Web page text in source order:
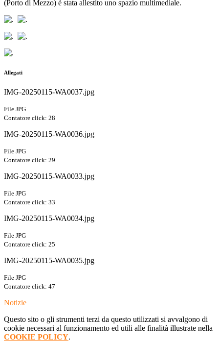
(Porto di Mezzo) è stata allestito uno spazio multimediale.
Allegati
IMG-20250115-WA0037.jpg
File JPG
Contatore click: 28
IMG-20250115-WA0036.jpg
File JPG
Contatore click: 29
IMG-20250115-WA0033.jpg
File JPG
Contatore click: 33
IMG-20250115-WA0034.jpg
File JPG
Contatore click: 25
IMG-20250115-WA0035.jpg
File JPG
Contatore click: 47
Notizie
Questo sito o gli strumenti terzi da questo utilizzati si avvalgono di
cookie necessari al funzionamento ed utili alle finalità illustrate nella
COOKIE POLICY.